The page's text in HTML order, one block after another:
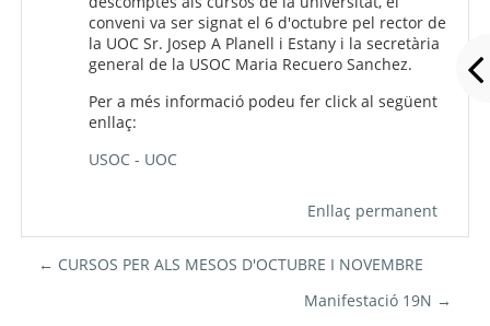
conveni va ser signat el 6 d'octubre pel rector de
la UOC Sr. Josep A Planell i Estany i la secretària
general de la USOC Maria Recuero Sanchez.
Per a més informació podeu fer click al següent
enllaç:
USOC - UOC
Enllaç permanent
← CURSOS PER ALS MESOS D'OCTUBRE I NOVEMBRE
Manifestació 19N →